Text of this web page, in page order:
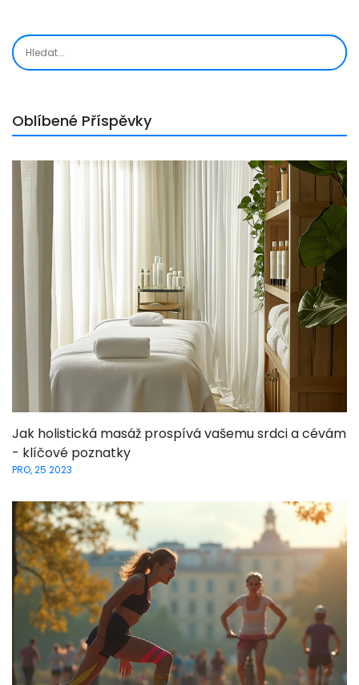
Oblíbené Příspěvky
Jak holistická masáž prospívá vašemu srdci a cévám
- klíčové poznatky
PRO, 25 2023